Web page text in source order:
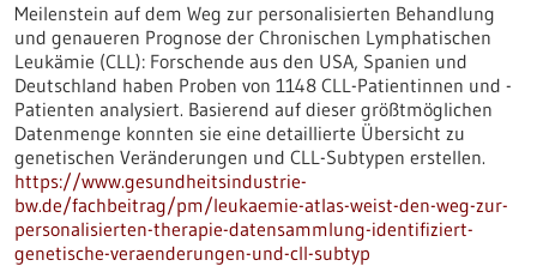
Meilenstein auf dem Weg zur personalisierten Behandlung
und genaueren Prognose der Chronischen Lymphatischen
Leukämie (CLL): Forschende aus den USA, Spanien und
Deutschland haben Proben von 1148 CLL-Patientinnen und -
Patienten analysiert. Basierend auf dieser größtmöglichen
Datenmenge konnten sie eine detaillierte Übersicht zu
genetischen Veränderungen und CLL-Subtypen erstellen.
https://www.gesundheitsindustrie-
bw.de/fachbeitrag/pm/leukaemie-atlas-weist-den-weg-zur-
personalisierten-therapie-datensammlung-identifiziert-
genetische-veraenderungen-und-cll-subtyp